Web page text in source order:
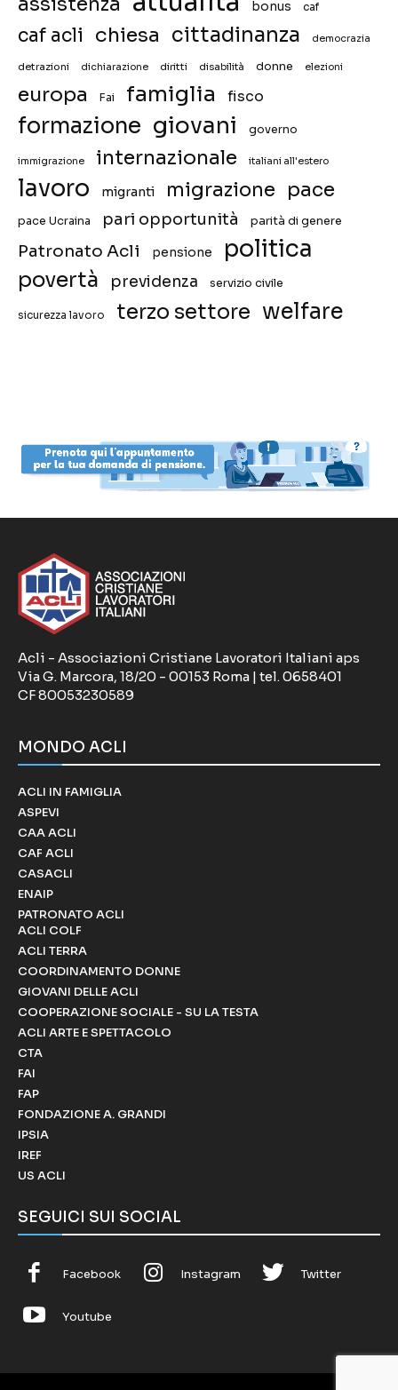
bonus caf
caf acli chiesa cittadinanza democrazia
detrazioni dichiarazione diritti disabilità donne elezioni
europa Fai famiglia fisco
formazione giovani governo
immigrazione internazionale italiani all'estero
lavoro migranti migrazione pace
pace Ucraina pari opportunità parità di genere
Patronato Acli pensione politica
povertà previdenza servizio civile
sicurezza lavoro terzo settore welfare
Acli - Associazioni Cristiane Lavoratori Italiani aps
Via G. Marcora, 18/20 - 00153 Roma | tel. 0658401
CF 80053230589
MONDO ACLI
ACLI IN FAMIGLIA
ASPEVI
CAA ACLI
CAF ACLI
CASACLI
ENAIP
PATRONATO ACLI
ACLI COLF
ACLI TERRA
COORDINAMENTO DONNE
GIOVANI DELLE ACLI
COOPERAZIONE SOCIALE - SU LA TESTA
ACLI ARTE E SPETTACOLO
CTA
FAI
FAP
FONDAZIONE A. GRANDI
IPSIA
IREF
US ACLI
SEGUICI SUI SOCIAL
Facebook Instagram Twitter
Youtube